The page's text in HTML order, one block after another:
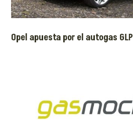
Opel apuesta por el autogas GLP